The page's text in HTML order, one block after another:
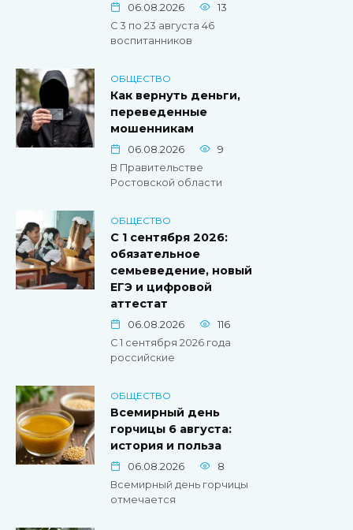
06.08.2026
13
С 3 по 23 августа 46
воспитанников
ОБЩЕСТВО
Как вернуть деньги,
переведенные
мошенникам
06.08.2026
9
В Правительстве
Ростовской области
ОБЩЕСТВО
С 1 сентября 2026:
обязательное
семьеведение, новый
ЕГЭ и цифровой
аттестат
06.08.2026
116
С 1 сентября 2026 года
российские
ОБЩЕСТВО
Всемирный день
горчицы 6 августа:
история и польза
06.08.2026
8
Всемирный день горчицы
отмечается